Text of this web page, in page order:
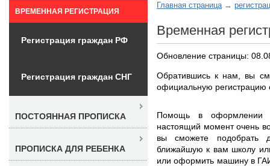
Главная страница
Временная
Обновление страницы:
Обратившись к нам, вы
официальную регистрацию
Помощь в
настоящий момент очень
вы сможете подобрать
ближайшую к вам школу
или оформить машину в
ВРЕМЕННАЯ РЕГИСТРАЦИЯ
Регистрация граждан РФ
Регистрация граждан СНГ
ПОСТОЯННАЯ ПРОПИСКА
ПРОПИСКА ДЛЯ РЕБЕНКА